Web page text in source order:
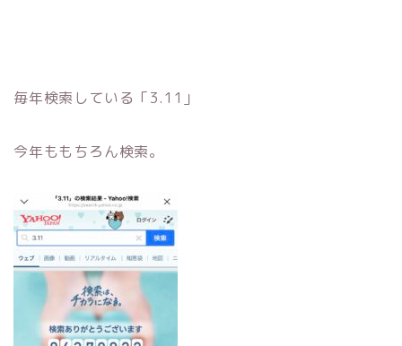
毎年検索している「3.11」
今年ももちろん検索。